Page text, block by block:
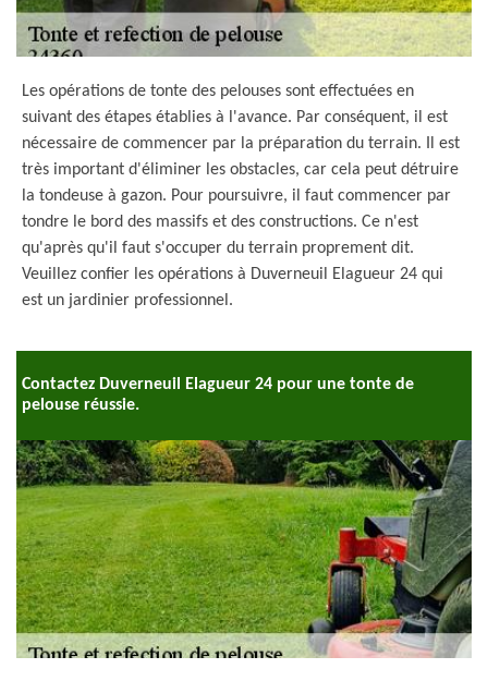
Les opérations de tonte des pelouses sont effectuées en
suivant des étapes établies à l'avance. Par conséquent, il est
nécessaire de commencer par la préparation du terrain. Il est
très important d'éliminer les obstacles, car cela peut détruire
la tondeuse à gazon. Pour poursuivre, il faut commencer par
tondre le bord des massifs et des constructions. Ce n'est
qu'après qu'il faut s'occuper du terrain proprement dit.
Veuillez confier les opérations à Duverneuil Elagueur 24 qui
est un jardinier professionnel.
Contactez Duverneuil Elagueur 24 pour une tonte de
pelouse réussie.